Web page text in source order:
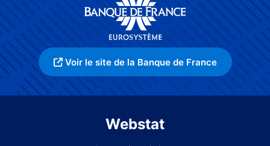
Voir le site de la Banque de France
Webstat